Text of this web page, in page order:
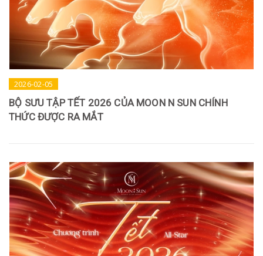
2026-02-05
BỘ SƯU TẬP TẾT 2026 CỦA MOON N SUN CHÍNH
THỨC ĐƯỢC RA MẮT